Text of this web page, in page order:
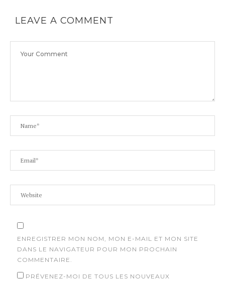
LEAVE A COMMENT
ENREGISTRER MON NOM, MON E-MAIL ET MON SITE
DANS LE NAVIGATEUR POUR MON PROCHAIN
COMMENTAIRE.
PRÉVENEZ-MOI DE TOUS LES NOUVEAUX